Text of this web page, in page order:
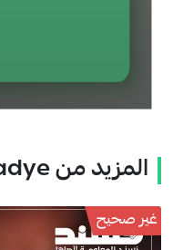
المزيد من musnadye
غير صحيح